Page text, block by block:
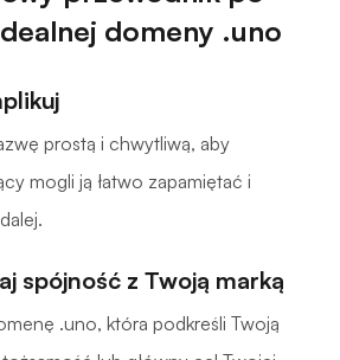
domeny .uno
prostą i chwytliwą, aby
mogli ją łatwo zapamiętać i
spójność z Twoją marką
.uno, która podkreśli Twoją